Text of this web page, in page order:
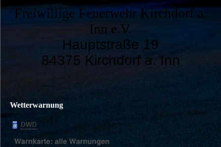
Freiwillige Feuerwehr Kirchdorf a.
Inn e.V.
Hauptstraße 19
84375 Kirchdorf a. Inn
Wetterwarnung